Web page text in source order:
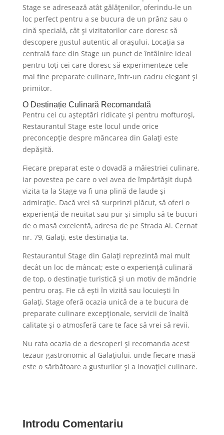
Stage se adresează atât gălățenilor, oferindu-le un
loc perfect pentru a se bucura de un prânz sau o
cină specială, cât și vizitatorilor care doresc să
descopere gustul autentic al orașului. Locația sa
centrală face din Stage un punct de întâlnire ideal
pentru toți cei care doresc să experimenteze cele
mai fine preparate culinare, într-un cadru elegant și
primitor.
O Destinație Culinară Recomandată
Pentru cei cu așteptări ridicate și pentru mofturoși,
Restaurantul Stage este locul unde orice
preconcepție despre mâncarea din Galați este
depășită.
Fiecare preparat este o dovadă a măiestriei culinare,
iar povestea pe care o vei avea de împărtășit după
vizita ta la Stage va fi una plină de laude și
admirație. Dacă vrei să surprinzi plăcut, să oferi o
experiență de neuitat sau pur și simplu să te bucuri
de o masă excelentă, adresa de pe Strada Al. Cernat
nr. 79, Galați, este destinația ta.
Restaurantul Stage din Galați reprezintă mai mult
decât un loc de mâncat; este o experiență culinară
de top, o destinație turistică și un motiv de mândrie
pentru oraș. Fie că ești în vizită sau locuiești în
Galați, Stage oferă ocazia unică de a te bucura de
preparate culinare excepționale, servicii de înaltă
calitate și o atmosferă care te face să vrei să revii.
Nu rata ocazia de a descoperi și recomanda acest
tezaur gastronomic al Galațiului, unde fiecare masă
este o sărbătoare a gusturilor și a inovației culinare.
Introdu Comentariu